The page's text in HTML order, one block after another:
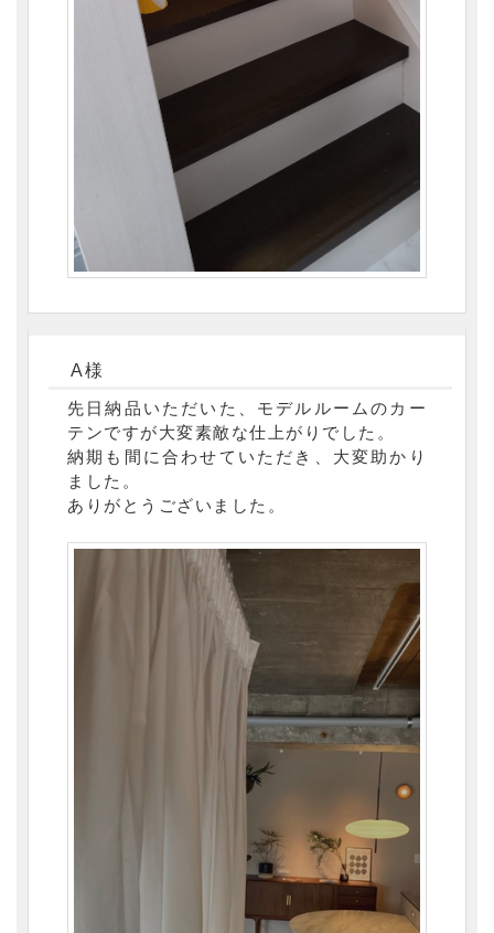
A様
先日納品いただいた、モデルルームのカー
テンですが大変素敵な仕上がりでした。
納期も間に合わせていただき、大変助かり
ました。
ありがとうございました。